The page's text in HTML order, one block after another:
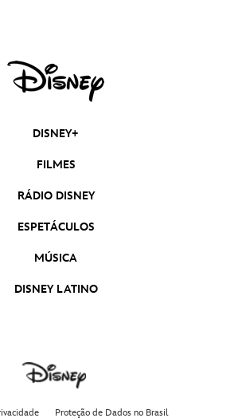
DISNEY+
FILMES
RÁDIO DISNEY
ESPETÁCULOS
MÚSICA
DISNEY LATINO
Proteção de Dados no Brasil